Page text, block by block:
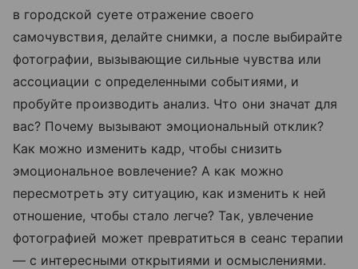
в городской суете отражение своего
самочувствия, делайте снимки, а после выбирайте
фотографии, вызывающие сильные чувства или
ассоциации с определенными событиями, и
пробуйте производить анализ. Что они значат для
вас? Почему вызывают эмоциональный отклик?
Как можно изменить кадр, чтобы снизить
эмоциональное вовлечение? А как можно
пересмотреть эту ситуацию, как изменить к ней
отношение, чтобы стало легче? Так, увлечение
фотографией может превратиться в сеанс терапии
— с интересными открытиями и осмыслениями.